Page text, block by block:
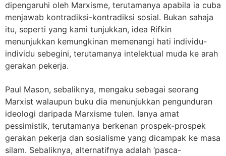
dipengaruhi oleh Marxisme, terutamanya apabila ia cuba
menjawab kontradiksi-kontradiksi sosial. Bukan sahaja
itu, seperti yang kami tunjukkan, idea Rifkin
menunjukkan kemungkinan memenangi hati individu-
individu sebegini, terutamanya intelektual muda ke arah
gerakan pekerja.
Paul Mason, sebaliknya, mengaku sebagai seorang
Marxist walaupun buku dia menunjukkan pengunduran
ideologi daripada Marxisme tulen. Ianya amat
pessimistik, terutamanya berkenan prospek-prospek
gerakan pekerja dan sosialisme yang dicampak ke masa
silam. Sebaliknya, alternatifnya adalah ‘pasca-